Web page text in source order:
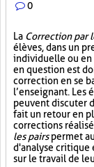
0
La Correction par
élèves, dans un
individuelle ou en
en question est
correction en se
l’enseignant.
peuvent discuter
fait un retour en
corrections
les pairspermet
d'analyse critique
sur le travail de